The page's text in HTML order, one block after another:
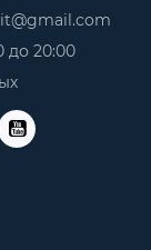
до 20:00